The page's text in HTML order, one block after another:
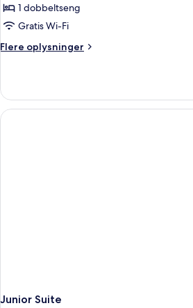
1 dobbeltseng
Gratis Wi-Fi
Flere oplysninger
Flere
Double
Room
with
Junior Suite